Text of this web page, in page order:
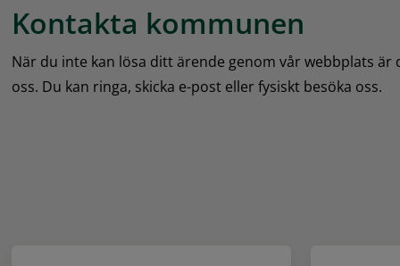
Kontakta kommunen
När du inte kan lösa ditt ärende genom vår webbplats
oss. Du kan ringa, skicka e-post eller fysiskt besöka oss.